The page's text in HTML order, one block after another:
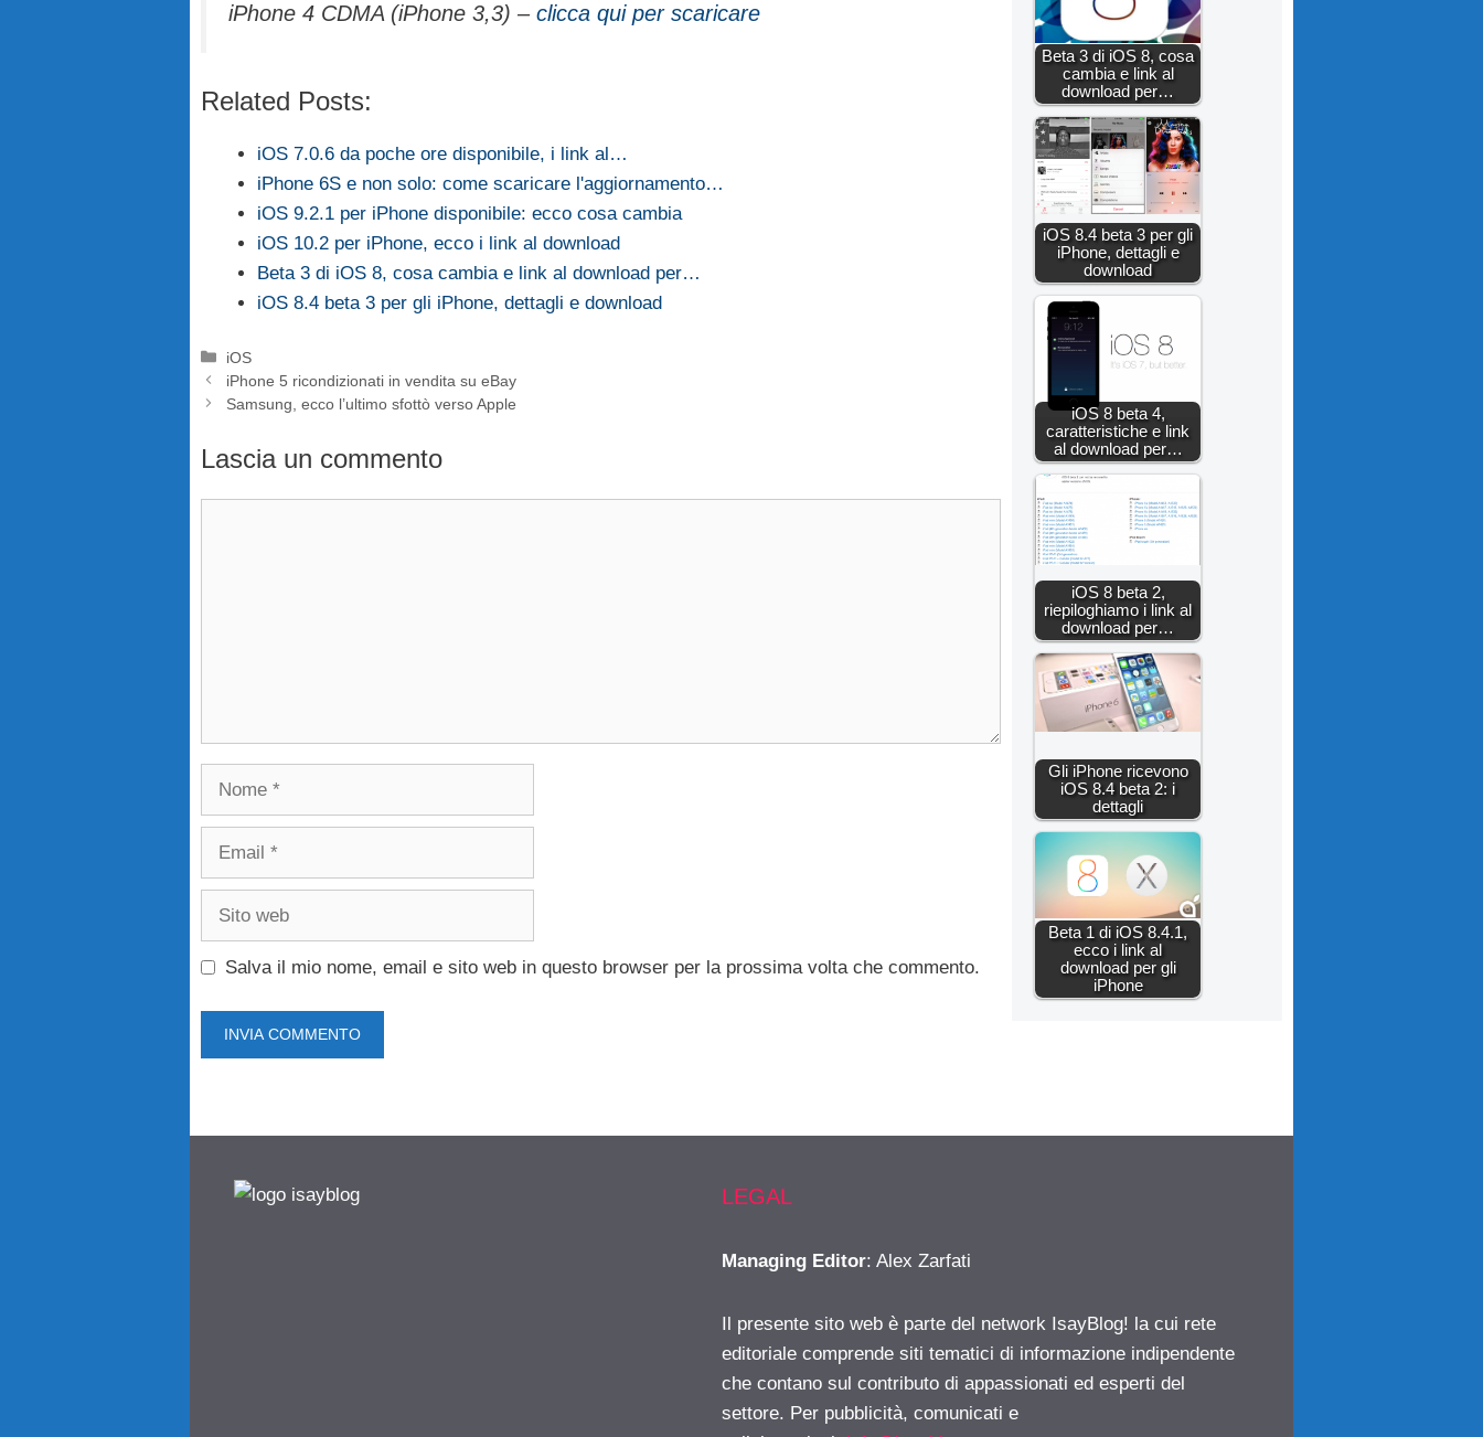
iPhone 4 CDMA (iPhone 3,3) – clicca qui per scaricare
Related Posts:
iOS 7.0.6 da poche ore disponibile, i link al…
iPhone 6S e non solo: come scaricare l'aggiornamento…
iOS 9.2.1 per iPhone disponibile: ecco cosa cambia
iOS 10.2 per iPhone, ecco i link al download
Beta 3 di iOS 8, cosa cambia e link al download per…
iOS 8.4 beta 3 per gli iPhone, dettagli e download
Categorie
iOS
iPhone 5 ricondizionati in vendita su eBay
Samsung, ecco l’ultimo sfottò verso Apple
Lascia un commento
Nome
Email
Sito
Salva il mio nome, email e sito web in questo browser per la prossima volta che commento.
Beta 3 di iOS 8, cosa
cambia e link al
download per…
iOS 8.4 beta 3 per gli
iPhone, dettagli e
download
iOS 8 beta 4,
caratteristiche e link
al download per…
iOS 8 beta 2,
riepiloghiamo i link al
download per…
Gli iPhone ricevono
iOS 8.4 beta 2: i
dettagli
Beta 1 di iOS 8.4.1,
ecco i link al
download per gli
iPhone
LEGAL
Managing Editor: Alex Zarfati
Il presente sito web è parte del network IsayBlog! la cui rete
editoriale comprende siti tematici di informazione indipendente
che contano sul contributo di appassionati ed esperti del
settore. Per pubblicità, comunicati e